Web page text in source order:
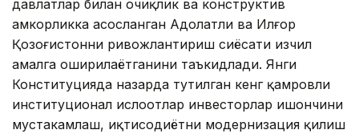
давлатлар билан очиқлик ва конструктив
ҳамкорликка асосланган Адолатли ва Илғор
Қозоғистонни ривожлантириш сиёсати изчил
амалга оширилаётганини таъкидлади. Янги
Конституцияда назарда тутилган кенг қамровли
институционал ислоҳотлар инвесторлар ишончини
мустаҳкамлаш, иқтисодиётни модернизация қилиш